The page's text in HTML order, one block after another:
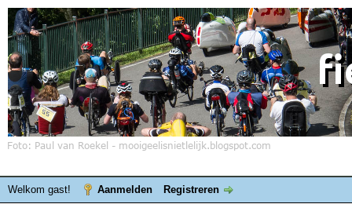
Welkom gast! Aanmelden Registreren